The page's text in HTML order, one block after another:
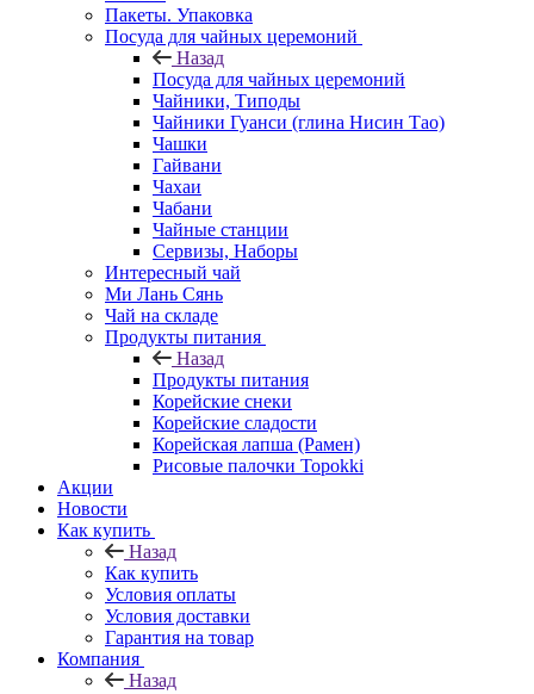
Пакеты. Упаковка
Посуда для чайных церемоний
Назад
Посуда для чайных церемоний
Чайники, Типоды
Чайники Гуанси (глина Нисин Тао)
Чашки
Гайвани
Чахаи
Чабани
Чайные станции
Сервизы, Наборы
Интересный чай
Ми Лань Сянь
Чай на складе
Продукты питания
Назад
Продукты питания
Корейские снеки
Корейские сладости
Корейская лапша (Рамен)
Рисовые палочки Topokki
Акции
Новости
Как купить
Назад
Как купить
Условия оплаты
Условия доставки
Гарантия на товар
Компания
Назад